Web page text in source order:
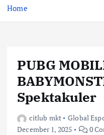
Home
PUBG
Spektakuler
citlub mkt Global
December 1, 2025
0